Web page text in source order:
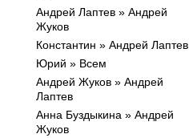
Андрей Лаптев » Андрей
Жуков
Константин » Андрей Лаптев
Юрий » Всем
Андрей Жуков » Андрей
Лаптев
Анна Буздыкина » Андрей
Жуков